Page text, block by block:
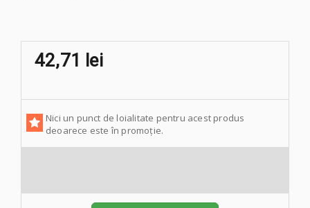
42,71 lei
Nici un punct de loialitate pentru acest produs
deoarece este în promoție.